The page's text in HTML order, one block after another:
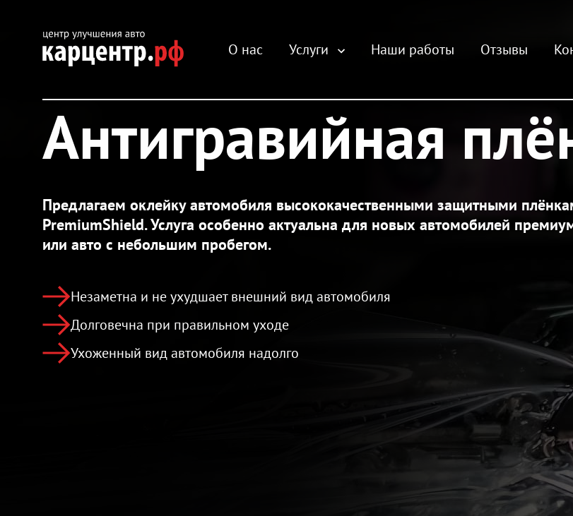
О нас Услуги Наши работы Отзывы
Антигравийная
Предлагаем оклейку автомобиля высококачественными защитными
PremiumShield. Услуга особенно актуальна для новых автомобилей
или авто с небольшим пробегом.
Незаметна и не ухудшает внешний вид автомобиля
Долговечна при правильном уходе
Ухоженный вид автомобиля надолго